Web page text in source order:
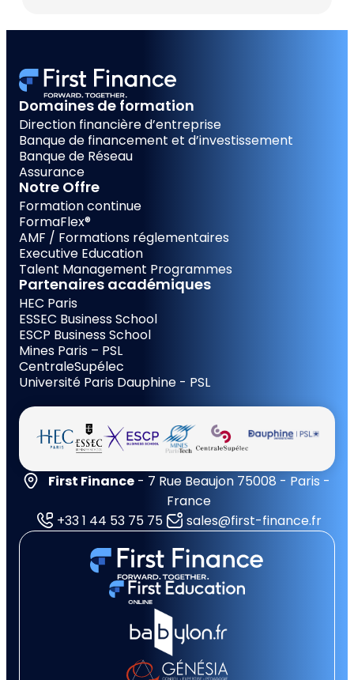
Domaines de formation
Direction financière d’entreprise
Banque de financement et d’investissement
Banque de Réseau
Assurance
Notre Offre
Formation continue
FormaFlex®
AMF / Formations réglementaires
Executive Education
Talent Management Programmes
Partenaires académiques
HEC Paris
ESSEC Business School
ESCP Business School
Mines Paris – PSL
CentraleSupélec
Université Paris Dauphine - PSL
First Finance- 7 Rue Beaujon 75008 - Paris -
France
+33 1 44 53 75 75
sales@first-finance.fr